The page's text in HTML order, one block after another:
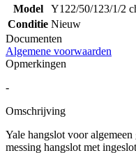
Model
Y122/50/123/1/2
Conditie Nieuw
Documenten
Algemene voorwaarden
Opmerkingen
-
Omschrijving
Yale hangslot voor
messing hangslot met